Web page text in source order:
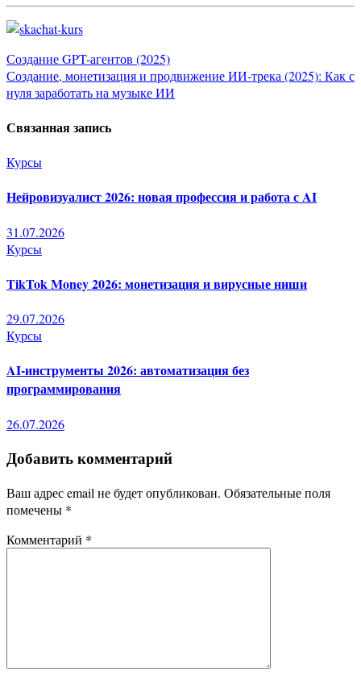
Навигация
по
записям
Создание GPT-агентов (2025)
Создание, монетизация и продвижение ИИ-трека (2025): Как с
нуля заработать на музыке ИИ
Связанная запись
Курсы
Нейровизуалист 2026: новая профессия и работа с AI
31.07.2026
Курсы
TikTok Money 2026: монетизация и вирусные ниши
29.07.2026
Курсы
AI-инструменты 2026: автоматизация без
программирования
26.07.2026
Добавить комментарий
Ваш адрес email не будет опубликован. Обязательные поля
помечены *
Комментарий *